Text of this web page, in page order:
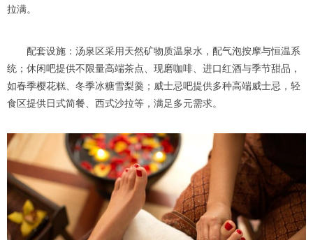
拉满。
配套设施：汤泉区采用天然矿物质温泉水，配气泡按摩与恒温系
统；休闲吧提供不限量高端茶点、现磨咖啡、进口红酒与季节甜品，
如春季樱花糕、冬季冰糖雪梨羹；威士忌吧提供多种高端威士忌，轻
食区提供日式简餐、西式沙拉等，满足多元需求。